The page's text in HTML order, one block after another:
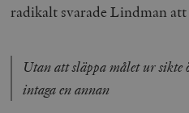
radikalt svarade Lindman
Utan att släppa målet ur
intaga en annan